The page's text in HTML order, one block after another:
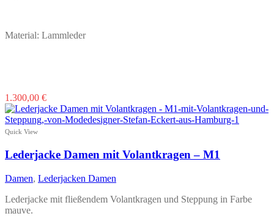
Material: Lammleder
1.300,00 €Dieses
Produkt
weist
auf.
Die
Optionen
können
auf
Quick View
Lederjacke Damen mit Volantkragen – M1
Damen, Lederjacken Damen
Lederjacke mit fließendem Volantkragen und Steppung in Farbe
mauve.